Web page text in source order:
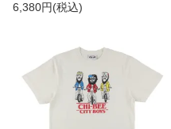
6,380円(税込)